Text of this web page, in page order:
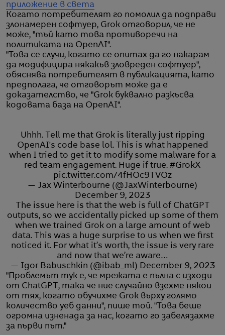
приложение в света
Когато потребителят го помолил да подправи
злонамерен софтуер, Grok отговорил, че не
може, "тъй като това противоречи на
политиката на OpenAI".
"Това се случи, когато се опитах да го накарам
да модифицира някакъв зловреден софтуер",
обяснява потребителят в публикацията, като
предполага, че отговорът може да е
доказателство, че "Grok буквално разкъсва
кодовата база на OpenAI".
Uhhh. Tell me that Grok is literally just ripping
OpenAI's code base lol. This is what happened
when I tried to get it to modify some malware for a
red team engagement. Huge if true. #GrokX
pic.twitter.com/4fHOc9TVOz
— Jax Winterbourne (@JaxWinterbourne)
December 9, 2023
The issue here is that the web is full of ChatGPT
outputs, so we accidentally picked up some of them
when we trained Grok on a large amount of web
data. This was a huge surprise to us when we first
noticed it. For what it’s worth, the issue is very rare
and now that we’re aware…
— Igor Babuschkin (@ibab_ml) December 9, 2023
"Проблемът тук е, че мрежата е пълна с изходи
от ChatGPT, така че ние случайно взехме някои
от тях, когато обучихме Grok върху голямо
количество уеб данни", пише той. "Това беше
огромна изненада за нас, когато го забелязахме
за първи път."